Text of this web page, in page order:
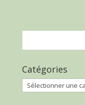
Catégories
Catégories